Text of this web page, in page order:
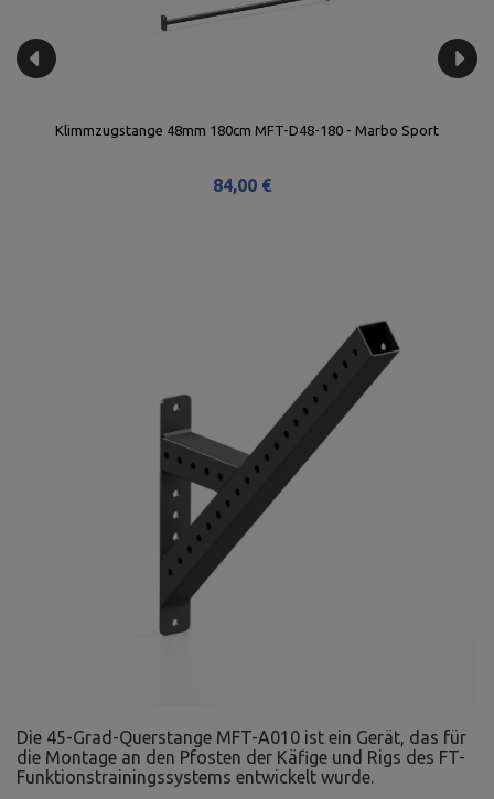
Klimmzugstange 48mm 180cm MFT-D48-180 - Marbo Sport
84,00 €
Die 45-Grad-Querstange MFT-A010 ist ein Gerät, das für
die Montage an den Pfosten der Käfige und Rigs des FT-
Funktionstrainingssystems entwickelt wurde.